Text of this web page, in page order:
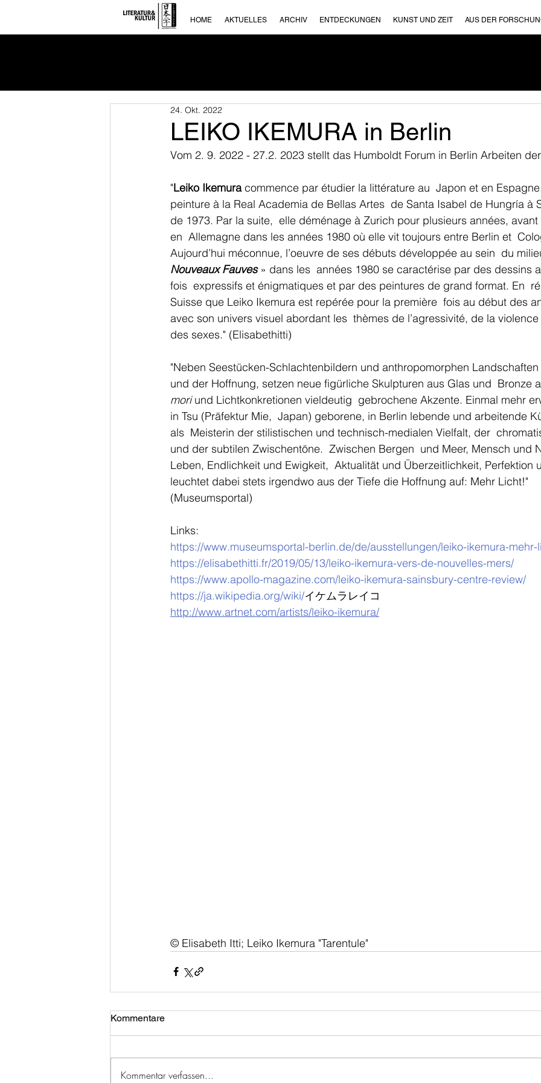
HOME AKTUELLES ARCHIV ENTDECKUNGEN KUNST UND ZEIT AUS DER
LEIKO IKEMURA in Berlin
24. Okt. 2022
Vom 2. 9. 2022 - 27.2. 2023 stellt das Humboldt Forum in Berlin Arbeiten
"Leiko Ikemura commence par étudier la littérature au  Japon et en
peinture à la Real Academia de Bellas Artes  de Santa Isabel de Hungría à
de 1973. Par la suite,  elle déménage à Zurich pour plusieurs années,
en  Allemagne dans les années 1980 où elle vit toujours entre Berlin et
Aujourd’hui méconnue, l’oeuvre de ses débuts développée au sein  du
Nouveaux Fauves » dans les  années 1980 se caractérise par des dessins
fois  expressifs et énigmatiques et par des peintures de grand format. En
Suisse que Leiko Ikemura est repérée pour la première  fois au début des
avec son univers visuel abordant les  thèmes de l’agressivité, de la
des sexes." (Elisabethitti)
"Neben Seestücken-Schlachtenbildern und anthropomorphen
und der Hoffnung, setzen neue figürliche Skulpturen aus Glas und  Bronze
mori und Lichtkonkretionen vieldeutig  gebrochene Akzente. Einmal mehr
in Tsu (Präfektur Mie,  Japan) geborene, in Berlin lebende und arbeitende
als  Meisterin der stilistischen und technisch-medialen Vielfalt, der
und der subtilen Zwischentöne.  Zwischen Bergen  und Meer, Mensch und
Leben, Endlichkeit und Ewigkeit,  Aktualität und Überzeitlichkeit, Perfektion
leuchtet dabei stets irgendwo aus der Tiefe die Hoffnung auf: Mehr Licht!"
(Museumsportal)
Links:
https://www.museumsportal-berlin.de/de/ausstellungen/leiko-ikemura-mehr-
https://elisabethitti.fr/2019/05/13/leiko-ikemura-vers-de-nouvelles-mers/
https://www.apollo-magazine.com/leiko-ikemura-sainsbury-centre-review/
https://ja.wikipedia.org/wiki/イケムラレイコ
http://www.artnet.com/artists/leiko-ikemura/
© Elisabeth Itti; Leiko Ikemura "Tarentule"
Kommentare
Kommentar verfassen...